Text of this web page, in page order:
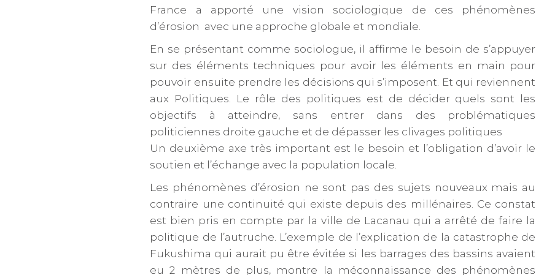
France a apporté une vision sociologique de ces phénomènes
d’érosion avec une approche globale et mondiale.
En se présentant comme sociologue, il affirme le besoin de s’appuyer
sur des éléments techniques pour avoir les éléments en main pour
pouvoir ensuite prendre les décisions qui s’imposent. Et qui reviennent
aux Politiques. Le rôle des politiques est de décider quels sont les
objectifs à atteindre, sans entrer dans des problématiques
politiciennes droite gauche et de dépasser les clivages politiques
Un deuxième axe très important est le besoin et l’obligation d’avoir le
soutien et l’échange avec la population locale.
Les phénomènes d’érosion ne sont pas des sujets nouveaux mais au
contraire une continuité qui existe depuis des millénaires. Ce constat
est bien pris en compte par la ville de Lacanau qui a arrêté de faire la
politique de l’autruche. L’exemple de l’explication de la catastrophe de
Fukushima qui aurait pu être évitée si les barrages des bassins avaient
eu 2 mètres de plus, montre la méconnaissance des phénomènes